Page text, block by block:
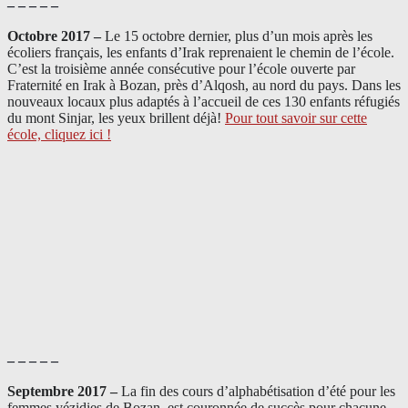
– – – – –
Octobre 2017 – Le 15 octobre dernier, plus d’un mois après les
écoliers français, les enfants d’Irak reprenaient le chemin de l’école.
C’est la troisième année consécutive pour l’école ouverte par
Fraternité en Irak à Bozan, près d’Alqosh, au nord du pays. Dans les
nouveaux locaux plus adaptés à l’accueil de ces 130 enfants réfugiés
du mont Sinjar, les yeux brillent déjà! Pour tout savoir sur cette
école, cliquez ici !
– – – – –
Septembre 2017 – La fin des cours d’alphabétisation d’été pour les